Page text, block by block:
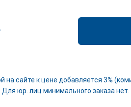
на сайте к цене добавляется 3%
юр. лиц минимального заказа нет.